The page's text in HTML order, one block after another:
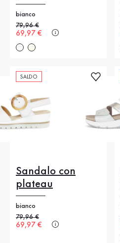
bianco
Prezzo precedente
79,96 €
Nuovo prezzo
69,97 €
SALDO
Sandalo con
plateau
bianco
Prezzo precedente
79,96 €
Nuovo prezzo
69,97 €